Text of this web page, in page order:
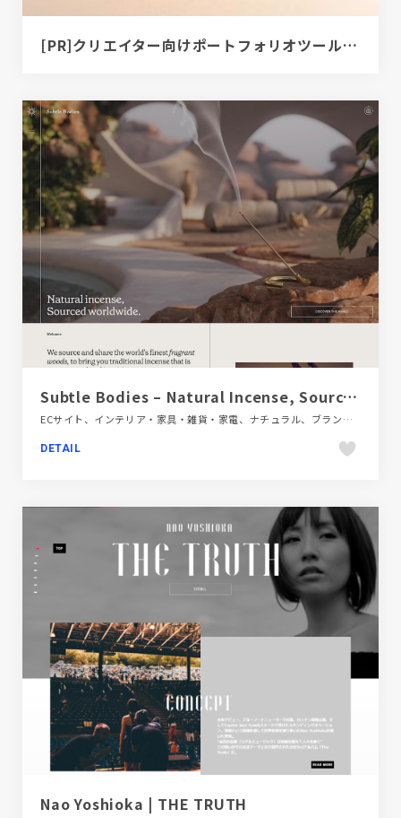
[PR]クリエイター向けポートフォリオツール｜BRIK PORTFOLIO
Subtle Bodies – Natural Incense, Sourced Worldwide.
ECサイト、インテリア・家具・雑貨・家電、ナチュラル、ブランド・サービスサイト、ベージュ・ゴールド系、動画が流れる、大きめ写真、海外サイト
DETAIL
Nao Yoshioka | THE TRUTH